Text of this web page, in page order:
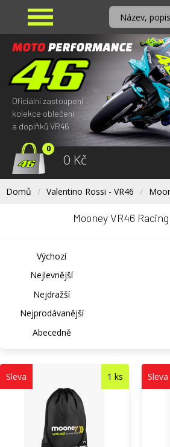
Oficiální zastoupení
kolekce oblečení
a doplňků VR46
0
0 Kč
Domů Valentino Rossi - VR46
Mooney VR46
Výchozí
Nejlevnější
Nejdražší
Nejprodávanější
Abecedně
Sleva 1 ks Sleva